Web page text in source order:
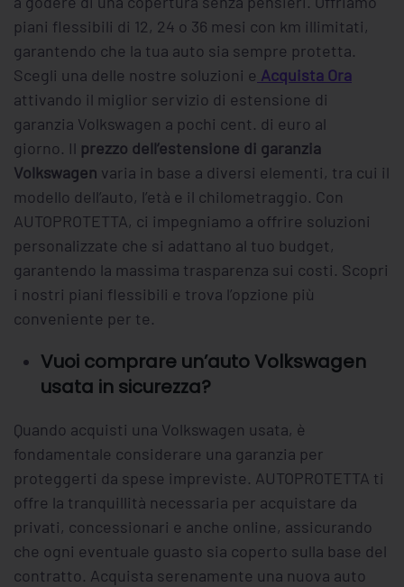
piani flessibili di 12, 24 o 36 mesi con km illimitati,
garantendo che la tua auto sia sempre protetta.
Scegli una delle nostre soluzioni e Acquista Ora
attivando il miglior servizio di estensione di
garanzia Volkswagen a pochi cent. di euro al
giorno. Il prezzo dell’estensione di garanzia
Volkswagen varia in base a diversi elementi, tra cui il
modello dell’auto, l’età e il chilometraggio. Con
AUTOPROTETTA, ci impegniamo a offrire soluzioni
personalizzate che si adattano al tuo budget,
garantendo la massima trasparenza sui costi. Scopri
i nostri piani flessibili e trova l’opzione più
conveniente per te.
Vuoi comprare un’auto Volkswagen
usata in sicurezza?
Quando acquisti una Volkswagen usata, è
fondamentale considerare una garanzia per
proteggerti da spese impreviste. AUTOPROTETTA ti
offre la tranquillità necessaria per acquistare da
privati, concessionari e anche online, assicurando
che ogni eventuale guasto sia coperto sulla base del
contratto. Acquista serenamente una nuova auto